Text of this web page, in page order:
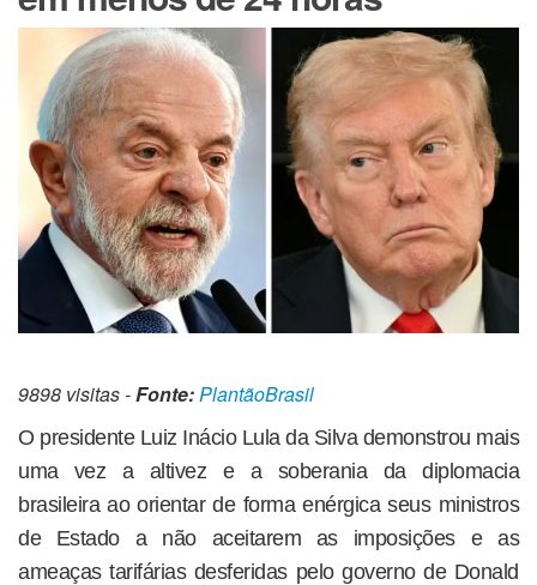
9898 visitas -Fonte:PlantãoBrasil
O presidente Luiz Inácio Lula da Silva demonstrou mais
uma vez a altivez e a soberania da diplomacia
brasileira ao orientar de forma enérgica seus ministros
de Estado a não aceitarem as imposições e as
ameaças tarifárias desferidas pelo governo de Donald